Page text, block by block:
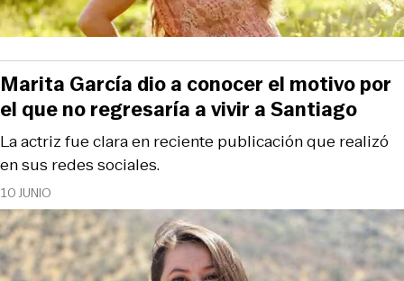
10 JUNIO
La actriz fue clara en reciente publicación que realizó
en sus redes sociales.
Marita García dio a conocer el motivo por
el que no regresaría a vivir a Santiago